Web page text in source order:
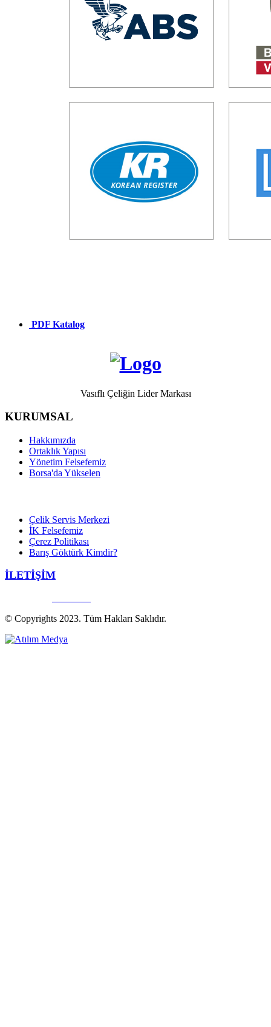
PDF Katalog
Vasıflı Çeliğin Lider Markası
KURUMSAL
Hakkımızda
Ortaklık Yapısı
Yönetim Felsefemiz
Borsa'da Yükselen
Çelik Servis Merkezi
İK Felsefemiz
Çerez Politikası
Barış Göktürk Kimdir?
İLETİŞİM
© Copyrights 2023. Tüm Hakları Saklıdır.